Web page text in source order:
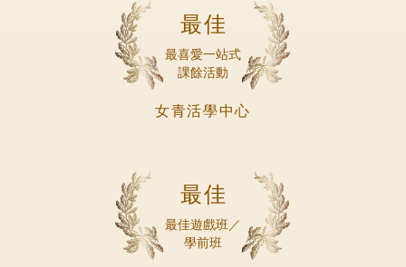
最佳
最喜愛一站式
課餘活動
女青活學中心
最佳
最佳遊戲班／
學前班